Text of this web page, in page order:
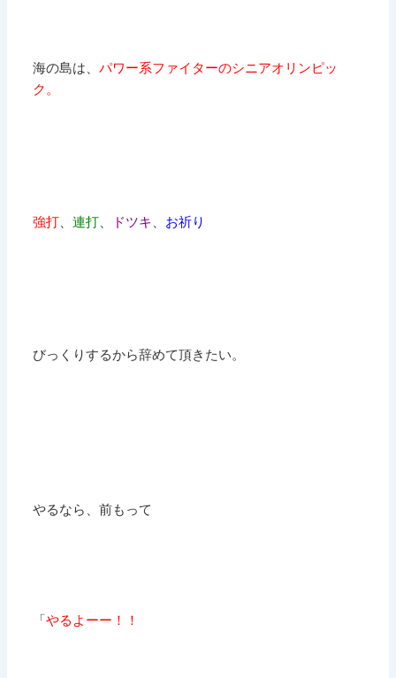
海の島は、パワー系ファイターのシニアオリンピッ
ク。
強打 、連打 ドツキ お祈り
びっくりするから辞めて頂きたい。
やるなら、前もって
「やるよーー！！